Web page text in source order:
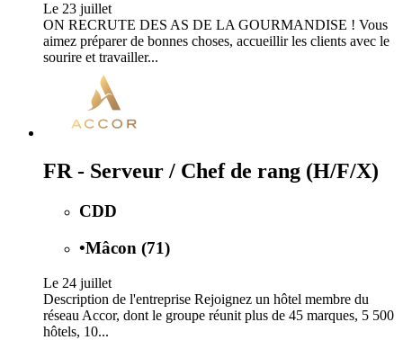
Le 23 juillet
ON RECRUTE DES AS DE LA GOURMANDISE ! Vous
aimez préparer de bonnes choses, accueillir les clients avec le
sourire et travailler...
FR - Serveur / Chef de rang (H/F/X)
CDD
•Mâcon (71)
Le 24 juillet
Description de l'entreprise Rejoignez un hôtel membre du
réseau Accor, dont le groupe réunit plus de 45 marques, 5 500
hôtels, 10...